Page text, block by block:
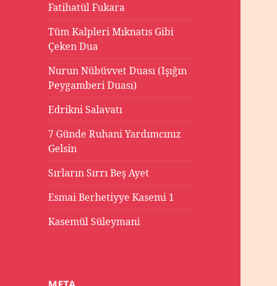
Fatihatül Fukara
Tüm Kalpleri Mıknatıs Gibi
Çeken Dua
Nurun Nübüvvet Duası (Işığın
Peygamberi Duası)
Edrikni Salavatı
7 Günde Ruhani Yardımcınız
Gelsin
Sırların Sırrı Beş Ayet
Esmai Berhetiyye Kasemi 1
Kasemül Süleymani